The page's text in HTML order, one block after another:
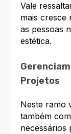
Vale
mais cresce
as pessoas
estética.
Projetos
Neste ramo
também
necessários